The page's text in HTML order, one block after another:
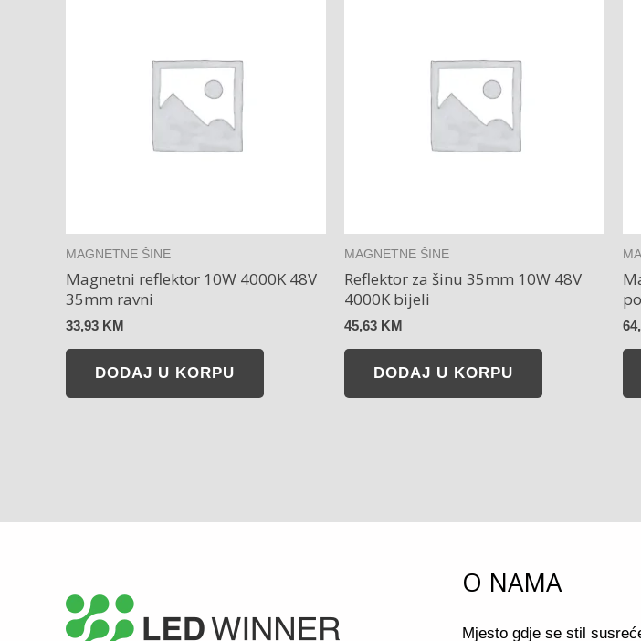
MAGNETNE ŠINE
Magnetni reflektor 10W 4000K 48V
35mm ravni
33,93 KM
DODAJ U KORPU
MAGNETNE ŠINE
Reflektor za šinu 35mm 10W 48V
4000K bijeli
45,63 KM
DODAJ U KORPU
O NAMA
Mjesto gdje se stil